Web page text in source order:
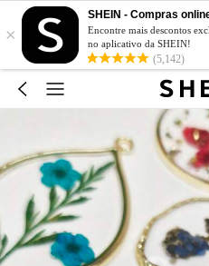
×
SHEIN - Compras
Encontre mais descontos
no aplicativo da SHEIN!
(5,142)